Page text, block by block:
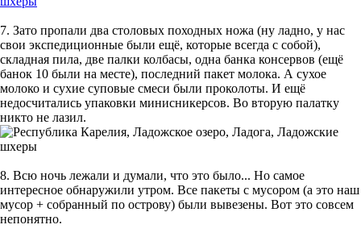
7. Зато пропали два столовых походных ножа (ну ладно, у нас
свои экспедиционные были ещё, которые всегда с собой),
складная пила, две палки колбасы, одна банка консервов (ещё
банок 10 были на месте), последний пакет молока. А сухое
молоко и сухие суповые смеси были проколоты. И ещё
недосчитались упаковки минисникерсов. Во вторую палатку
никто не лазил.
8. Всю ночь лежали и думали, что это было... Но самое
интересное обнаружили утром. Все пакеты с мусором (а это наш
мусор + собранный по острову) были вывезены. Вот это совсем
непонятно.